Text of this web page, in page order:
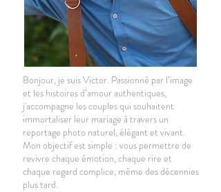
Bonjour, je suis Victor. Passionné par l’image
et les histoires d’amour authentiques,
j'accompagne les couples qui souhaitent
immortaliser leur mariage à travers un
reportage photo naturel, élégant et vivant.
Mon objectif est simple : vous permettre de
revivre chaque émotion, chaque rire et
chaque regard complice, même des décennies
plus tard.